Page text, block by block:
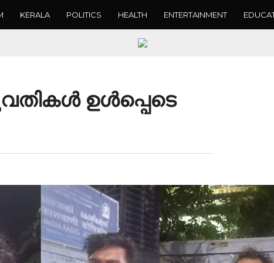
KERALA POLITICS HEALTH ENTERTAINMENT
ഉള്‍പ്പെടെ